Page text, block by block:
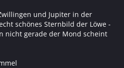
und Jupiter in der
schönes Sternbild der Löwe -
nicht gerade der Mond scheint